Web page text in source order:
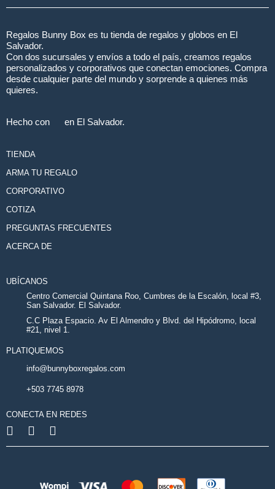
Regalos Bunny Box es tu tienda de regalos y globos en El
Salvador.
Con dos sucursales y envíos a todo el país, creamos regalos
personalizados y corporativos que conectan emociones. Compra
desde cualquier parte del mundo y sorprende a quienes más
quieres.
Hecho con en El Salvador.
TIENDA
ARMA TU REGALO
CORPORATIVO
COTIZA
PREGUNTAS FRECUENTES
ACERCA DE
UBÍCANOS
Centro Comercial Quintana Roo, Cumbres de la Escalón, local #3,
San Salvador. El Salvador.
C.C Plaza Espacio. Av El Almendro y Blvd. del Hipódromo, local
#21, nivel 1.
PLATIQUEMOS
info@bunnyboxregalos.com
+503 7745 8978
CONECTA EN REDES